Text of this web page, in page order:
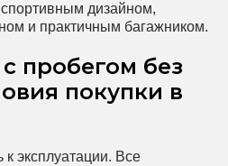
дизайном,
и практичным багажником.
пробегом без
покупки в
к эксплуатации. Все